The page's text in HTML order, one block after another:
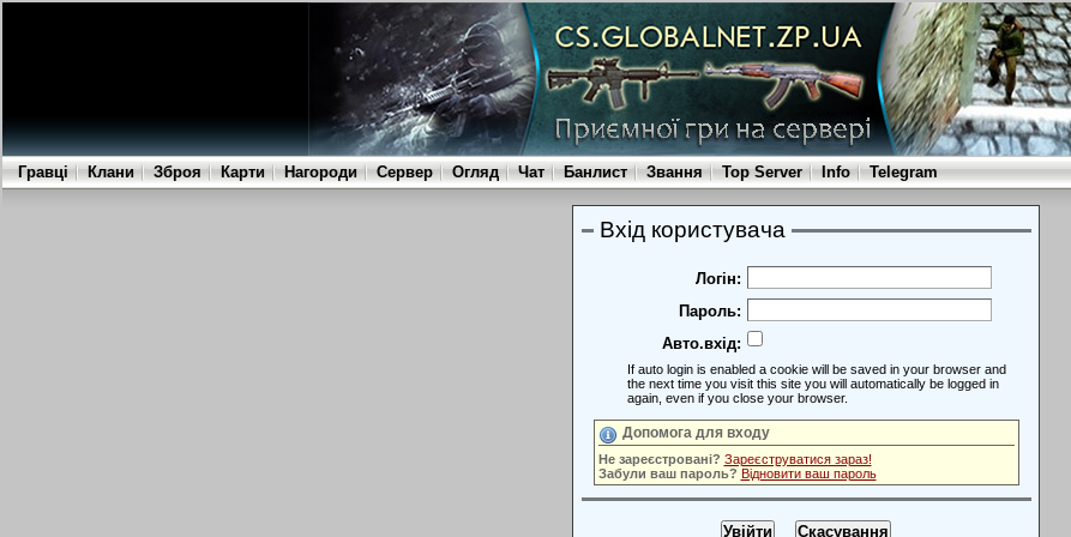
Гравці Клани Зброя Карти Нагороди Сервер Огляд Чат Банлист Звання Top Server Info Telegram
Вхід користувача
Логін:
Пароль:
Авто.вхід:
If auto login is enabled a cookie will be saved in your browser and
the next time you visit this site you will automatically be logged in
again, even if you close your browser.
Допомога для входу
Не зареєстровані? Зареєструватися зараз!
Забули ваш пароль? Відновити ваш пароль